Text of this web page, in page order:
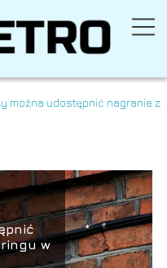
można udostępnić nagranie z
w